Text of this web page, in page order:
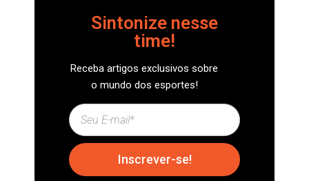
Sintonize nesse
time!
Receba artigos exclusivos sobre
o mundo dos esportes!
Inscrever-se!